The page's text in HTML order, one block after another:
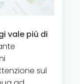
vale più di
sul